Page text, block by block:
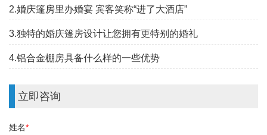
2.婚庆篷房里办婚宴 宾客笑称“进了大酒店”
3.独特的婚庆篷房设计让您拥有更特别的婚礼
4.铝合金棚房具备什么样的一些优势
立即咨询
姓名*